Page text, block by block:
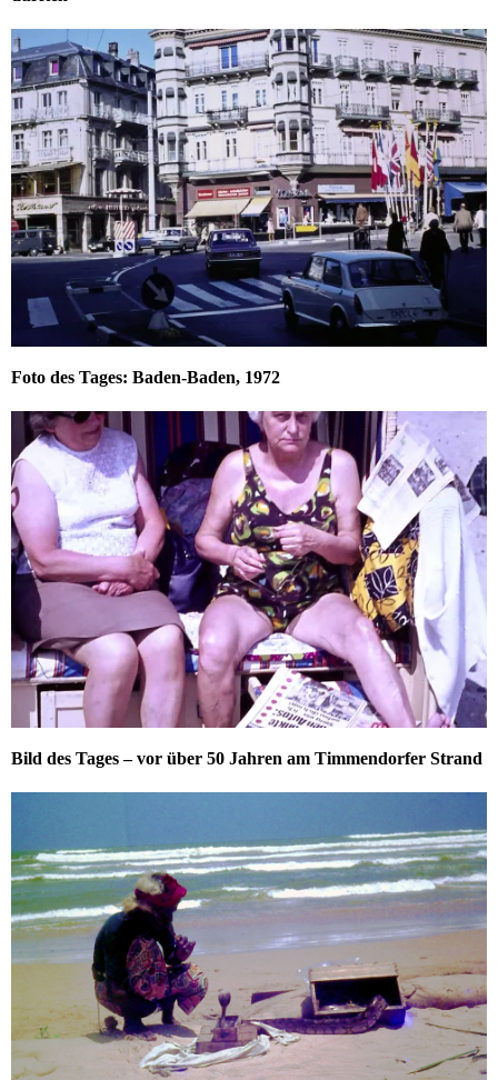
Foto des Tages: Baden-Baden, 1972
Bild des Tages – vor über 50 Jahren am Timmendorfer Strand